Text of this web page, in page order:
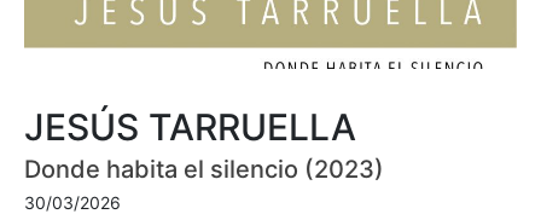
JESÚS TARRUELLA
Donde habita el silencio (2023)
30/03/2026